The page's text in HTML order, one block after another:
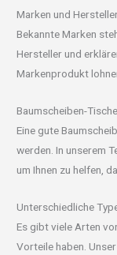
Marken und
Bekannte Marken
Hersteller und
Markenprodukt
Baumscheiben-
Eine gute
werden. In unserem
um Ihnen zu helfen,
Unterschiedliche
Es gibt viele Arten
Vorteile haben.